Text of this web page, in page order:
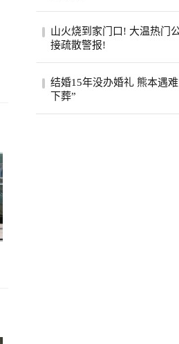
发生山火，当局
山火烧到家门口! 大温热门
接疏散警报!
火，安莫尔村35
结婚15年没办婚礼 熊本遇
下葬”